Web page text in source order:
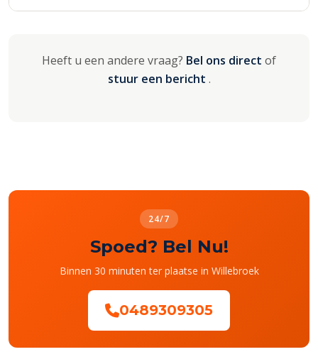
Heeft u een andere vraag? Bel ons direct of
stuur een bericht .
24/7
Spoed? Bel Nu!
Binnen 30 minuten ter plaatse in Willebroek
0489309305